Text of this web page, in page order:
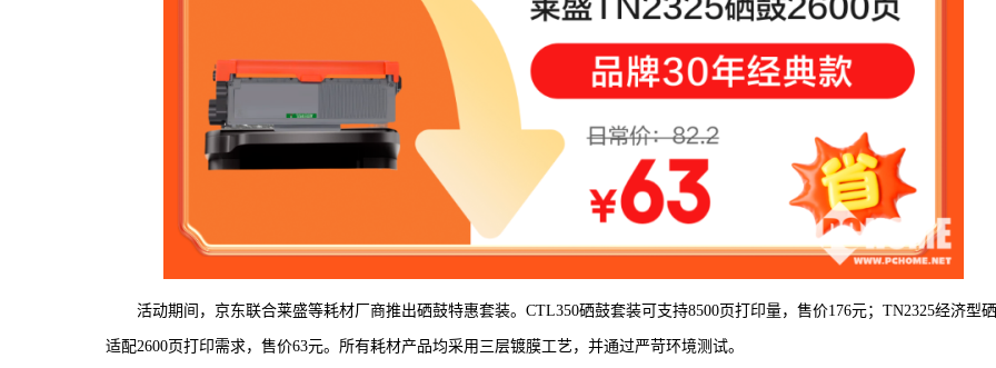
活动期间，京东联合莱盛等耗材厂商推出硒鼓特惠套装。CTL350硒鼓套装可支持8500页打印量，售价176元；TN2325经济型
适配2600页打印需求，售价63元。所有耗材产品均采用三层镀膜工艺，并通过严苛环境测试。